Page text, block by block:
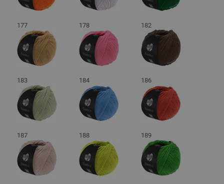
177 178 182
183 184 186
187 188 189